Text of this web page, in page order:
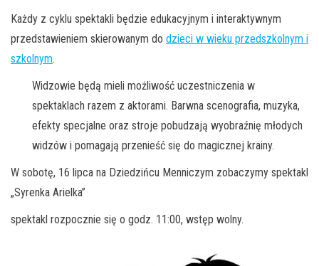
Każdy z cyklu spektakli będzie edukacyjnym i interaktywnym
przedstawieniem skierowanym do dzieci w wieku przedszkolnym i
szkolnym.
Widzowie będą mieli możliwość uczestniczenia w
spektaklach razem z aktorami. Barwna scenografia, muzyka,
efekty specjalne oraz stroje pobudzają wyobraźnię młodych
widzów i pomagają przenieść się do magicznej krainy.
W sobotę, 16 lipca na Dziedzińcu Menniczym zobaczymy spektakl
„Syrenka Arielka”
spektakl rozpocznie się o godz. 11:00, wstęp wolny.